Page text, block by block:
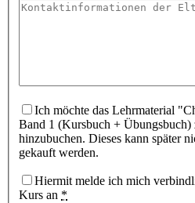
Ich möchte das Lehrmaterial
Band 1 (Kursbuch + Übungsbuch)
hinzubuchen. Dieses kann später
gekauft werden.
Hiermit melde ich mich
Kurs an *